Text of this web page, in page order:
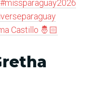
#missparaguay2026
Castillo 🤴🏻